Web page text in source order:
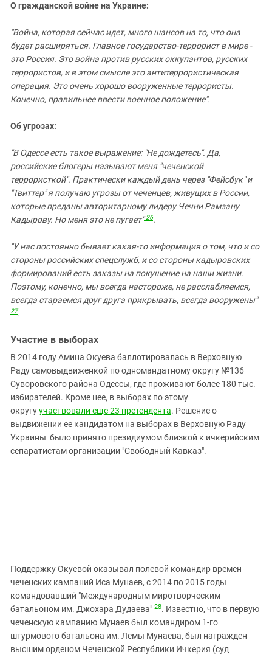
О гражданской войне на Украине:
"Война, которая сейчас идет, много шансов на то, что она
будет расширяться. Главное государство-террорист в мире -
это Россия. Это война против русских оккупантов, русских
террористов, и в этом смысле это антитеррористическая
операция. Это очень хорошо вооруженные террористы.
Конечно, правильнее ввести военное положение".
Об угрозах:
"В Одессе есть такое выражение: "Не дождетесь". Да,
российские блогеры называют меня "чеченской
террористкой". Практически каждый день через "Фейсбук" и
"Твиттер" я получаю угрозы от чеченцев, живущих в России,
которые преданы авторитарному лидеру Чечни Рамзану
Кадырову. Но меня это не пугает"26.
"У нас постоянно бывает какая-то информация о том, что и со
стороны российских спецслужб, и со стороны кадыровских
формирований есть заказы на покушение на наши жизни.
Поэтому, конечно, мы всегда настороже, не расслабляемся,
всегда стараемся друг друга прикрывать, всегда вооружены"
27.
Участие в выборах
В 2014 году Амина Окуева баллотировалась в Верховную
Раду самовыдвиженкой по одномандатному округу №136
Суворовского района Одессы, где проживают более 180 тыс.
избирателей. Кроме нее, в выборах по этому
округуучаствовали еще 23 претендента. Решение о
выдвижении ее кандидатом на выборах в Верховную Раду
Украины было принято президиумом близкой к ичкерийским
сепаратистам организации "Свободный Кавказ".
Поддержку Окуевой оказывал полевой командир времен
чеченских кампаний Иса Мунаев, с 2014 по 2015 годы
командовавший "Международным миротворческим
батальоном им. Джохара Дудаева" 28. Известно, что в первую
чеченскую кампанию Мунаев был командиром 1-го
штурмового батальона им. Лемы Мунаева, был награжден
высшим орденом Чеченской Республики Ичкерия (суд